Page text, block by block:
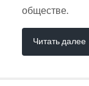
обществе.
Читать далее